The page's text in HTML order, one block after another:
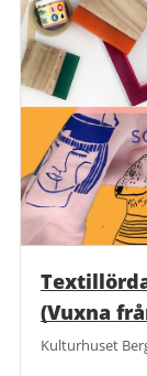
(Vuxna
Kulturhuset